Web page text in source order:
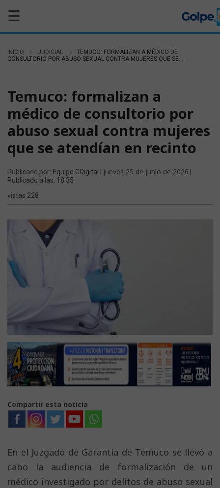
☰
INICIO JUDICIAL
TEMUCO: FORMALIZAN A MÉDICO DE
CONSULTORIO POR ABUSO SEXUAL CONTRA MUJERES QUE SE...
Temuco: formalizan a
médico de consultorio por
abuso sexual contra mujeres
que se atendían en recinto
Publicado por: Equipo GDigital | jueves 25 de junio de 2026
Publicado a las: 18:35
vistas 228
Compartir esta noticia
En el Juzgado de Garantía de Temuco se llevó a
cabo la audiencia de formalización de un
médico investigado por delitos de abuso sexual